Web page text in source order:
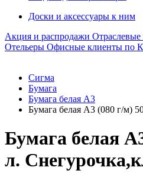
Доски и аксессуары к ним
Акция и распродажи
Отельеры Офисные клиенты по
Сигма
Бумага
Бумага белая А3
Бумага белая А3 (080 г/м)
Бумага белая
л.